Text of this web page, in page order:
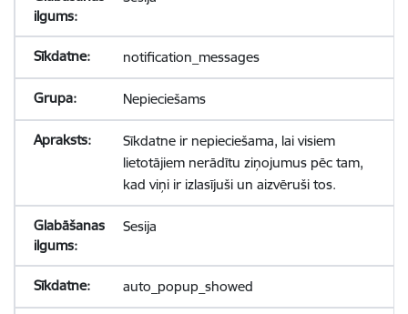
notification_messages
Nepieciešams
Sīkdatne ir nepieciešama, lai visiem
lietotājiem nerādītu ziņojumus pēc tam,
kad viņi ir izlasījuši un aizvēruši tos.
Sesija
auto_popup_showed